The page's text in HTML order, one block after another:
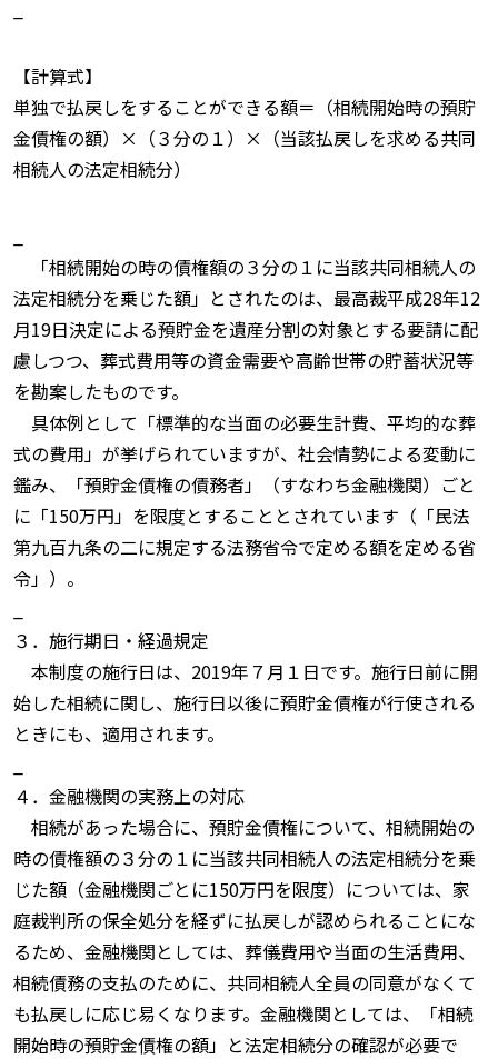
【計算式】
単独で払戻しをすることができる額＝（相続開始時の預貯
金債権の額）×（３分の１）×（当該払戻しを求める共同
相続人の法定相続分）
「相続開始の時の債権額の３分の１に当該共同相続人の
法定相続分を乗じた額」とされたのは、最高裁平成28年12
月19日決定による預貯金を遺産分割の対象とする要請に配
慮しつつ、葬式費用等の資金需要や高齢世帯の貯蓄状況等
を勘案したものです。
具体例として「標準的な当面の必要生計費、平均的な葬
式の費用」が挙げられていますが、社会情勢による変動に
鑑み、「預貯金債権の債務者」（すなわち金融機関）ごと
に「150万円」を限度とすることとされています（「民法
第九百九条の二に規定する法務省令で定める額を定める省
令」）。
３．施行期日・経過規定
本制度の施行日は、2019年７月１日です。施行日前に開
始した相続に関し、施行日以後に預貯金債権が行使される
ときにも、適用されます。
４．金融機関の実務上の対応
相続があった場合に、預貯金債権について、相続開始の
時の債権額の３分の１に当該共同相続人の法定相続分を乗
じた額（金融機関ごとに150万円を限度）については、家
庭裁判所の保全処分を経ずに払戻しが認められることにな
るため、金融機関としては、葬儀費用や当面の生活費用、
相続債務の支払のために、共同相続人全員の同意がなくて
も払戻しに応じ易くなります。金融機関としては、「相続
開始時の預貯金債権の額」と法定相続分の確認が必要で